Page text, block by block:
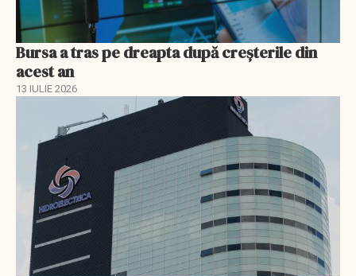
Bursa a tras pe dreapta după creșterile din
acest an
13 IULIE 2026